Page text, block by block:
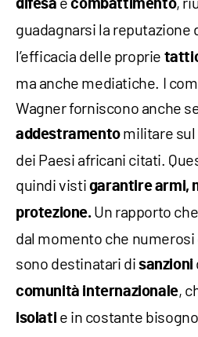
difesa combattimento
guadagnarsi la reputazione
l’efficacia delle proprie
ma anche mediatiche. I
Wagner forniscono anche
addestramentomilitare sul
dei Paesi africani citati.
quindi visti garantirearmi,
protezione. Un rapporto
dal momento che
sono destinatari disanzioni
comunità internazionale,
isolati e in costante